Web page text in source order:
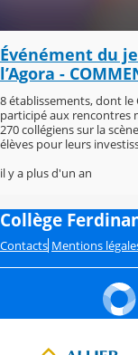
Événément du
l’Agora -
8 établissements, dont le
participé aux rencontres
270 collégiens sur la
élèves pour leurs
il y a plus d'un an
Collège
Contacts Mentions